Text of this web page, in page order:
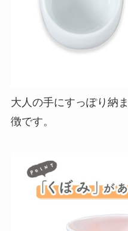
大人の手にすっぽり納
徴です。